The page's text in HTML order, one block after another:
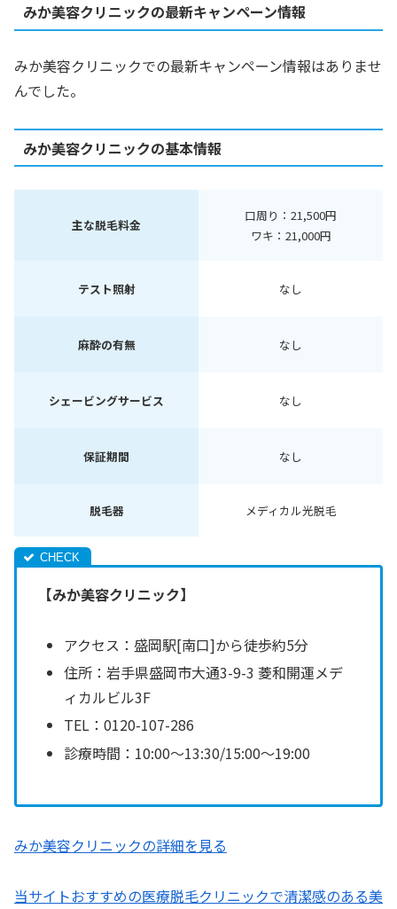
みか美容クリニックの最新キャンペーン情報
みか美容クリニックでの最新キャンペーン情報はありませ
んでした。
みか美容クリニックの基本情報
主な脱毛料金
口周り：21,500円
ワキ：21,000円
テスト照射 なし
麻酔の有無 なし
シェービングサービス なし
保証期間 なし
脱毛器 メディカル光脱毛
【みか美容クリニック】
アクセス：盛岡駅[南口]から徒歩約5分
住所：岩手県盛岡市大通3-9-3 菱和開運メデ
ィカルビル3F
TEL：0120-107-286
診療時間：10:00〜13:30/15:00〜19:00
みか美容クリニックの詳細を見る
当サイトおすすめの医療脱毛クリニックで清潔感のある美